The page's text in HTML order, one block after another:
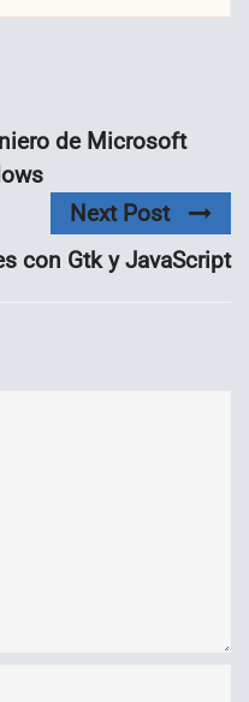
de Microsoft
Next Post
con Gtk y JavaScript